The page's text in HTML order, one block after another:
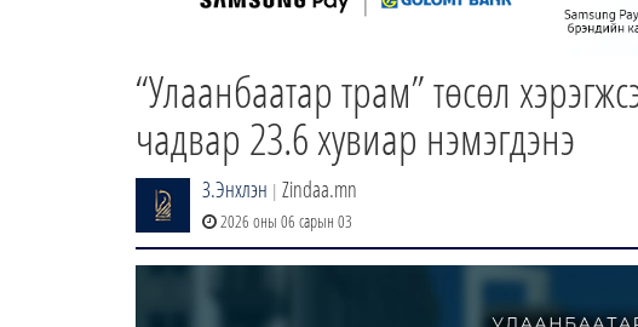
“Улаанбаатар трам” төсөл
чадвар 23.6 хувиар нэмэгдэнэ
З.Энхлэн | Zindaa.mn
2026 оны 06 сарын 03